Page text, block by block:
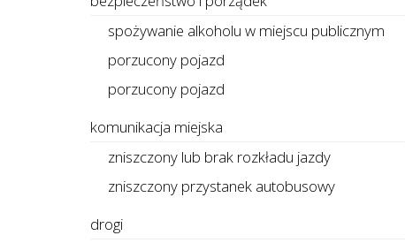
spożywanie alkoholu w miejscu publicznym
porzucony pojazd
porzucony pojazd
komunikacja miejska
zniszczony lub brak rozkładu jazdy
zniszczony przystanek autobusowy
drogi